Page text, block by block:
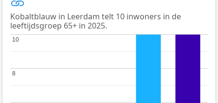
Kobaltblauw in Leerdam telt 10 inwoners in de
leeftijdsgroep 65+ in 2025.
8
8
10
10